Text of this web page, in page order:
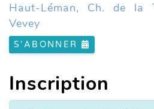
Haut-Léman, Ch. de la
Vevey
S'ABONNER
Inscription